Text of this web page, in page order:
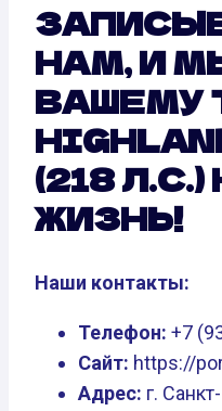
НАМ, И
ВАШЕМУ
(218
ЖИЗНЬ!
Наши контакты:
Телефон: +7
Сайт: https://
Адрес: г.